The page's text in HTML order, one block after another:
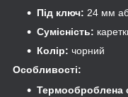
Під ключ: 24 мм
Сумісність:
Колір: чорний
Особливості:
Термооброблена